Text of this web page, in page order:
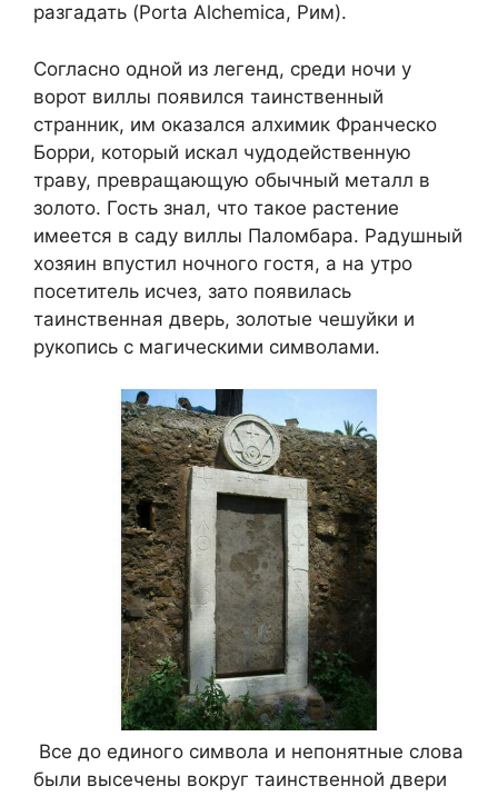
разгадать (Porta Alchemica, Рим).
Согласно одной из легенд, среди ночи у
ворот виллы появился таинственный
странник, им оказался алхимик Франческо
Борри, который искал чудодейственную
траву, превращающую обычный металл в
золото. Гость знал, что такое растение
имеется в саду виллы Паломбара. Радушный
хозяин впустил ночного гостя, а на утро
посетитель исчез, зато появилась
таинственная дверь, золотые чешуйки и
рукопись с магическими символами.
Все до единого символа и непонятные слова
были высечены вокруг таинственной двери